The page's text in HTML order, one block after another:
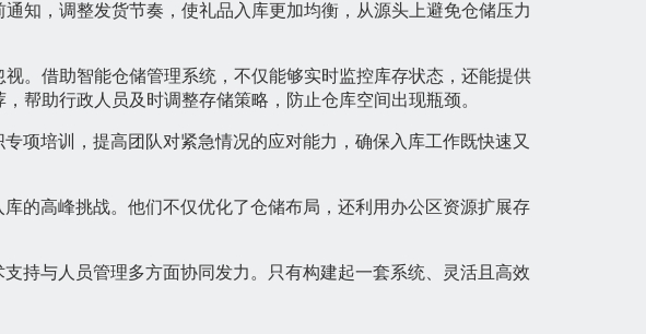
知，调整发货节奏，使礼品入库更加均衡，从源头上避免仓储压力
。借助智能仓储管理系统，不仅能够实时监控库存状态，还能提供
帮助行政人员及时调整存储策略，防止仓库空间出现瓶颈。
项培训，提高团队对紧急情况的应对能力，确保入库工作既快速又
的高峰挑战。他们不仅优化了仓储布局，还利用办公区资源扩展存
持与人员管理多方面协同发力。只有构建起一套系统、灵活且高效